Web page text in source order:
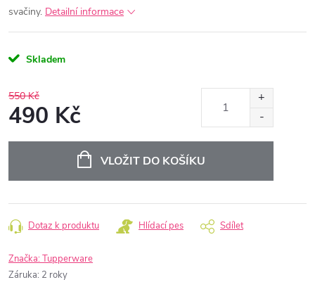
svačiny. Detailní informace
Skladem
550 Kč
490 Kč
VLOŽIT DO KOŠÍKU
Dotaz k produktu Hlídací pes Sdílet
Značka:Tupperware
Záruka: 2 roky